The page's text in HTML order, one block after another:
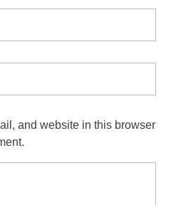
and website in this browser